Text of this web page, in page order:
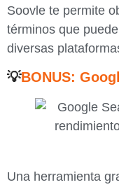
Soovle te permite
términos que
diversas
💡BONUS:
Una herramienta